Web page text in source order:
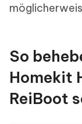
So
Homekit
ReiBoot